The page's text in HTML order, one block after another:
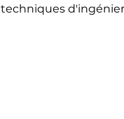
techniques